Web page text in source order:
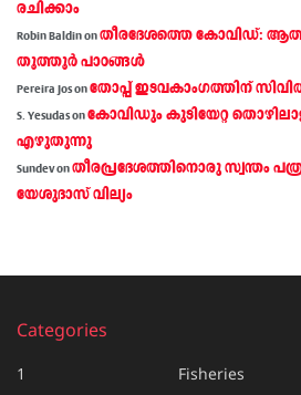
രചിക്കാം
Robin Baldinonതീരദേശത്തെ കോവിഡ്:
തൂത്തൂര്‍ പാഠങ്ങൾ
Pereira Josonതോപ്പ് ഇടവകാംഗത്തിന്
S. Yesudasonകോവിഡും കുടിയേറ്റ
എഴുതുന്നു
Sundevonതീരപ്രദേശത്തിനൊരു സ്വന്തം
യേശുദാസ് വില്യം
Categories
1
Fisheries